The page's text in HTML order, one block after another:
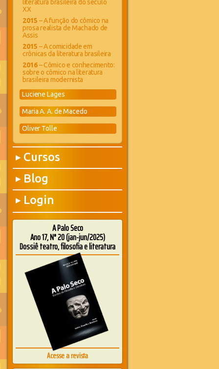
literatura brasileira do século
XX
2015 – A função do cômico na
prosa realista de Machado de
Assis
2015 – A comicidade em
crônicas da literatura brasileira
2016– Cômico e conhecimento:
sobre o cômico na literatura
brasileira modernista
Luciene Lages
Maria A. A. de Macedo
Oliver Tolle
▶ Cursos
▶ Blog
▶ Login
A Palo Seco
Ano 17, N° 20 (jan-jun/2025)
Dossiê teatro, filosofia e literatura
Acesse a revista